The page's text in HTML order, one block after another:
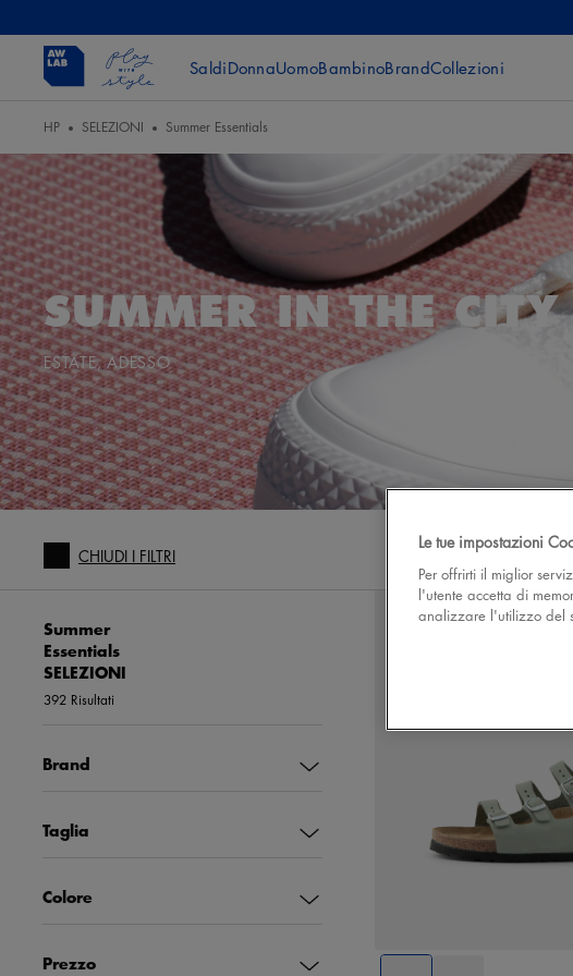
SaldiDonnaUomoBambinoBrandCollezioni
HP SELEZIONI Summer Essentials
SUMMER IN THE CITY
ESTATE, ADESSO
CHIUDI I FILTRI
Summer
Essentials
SELEZIONI
392 Risultati
Brand
Taglia
Colore
Prezzo
37 38
Le tue impostazioni
Per offrirti il miglior
l'utente accetta di
analizzare l'utilizzo del